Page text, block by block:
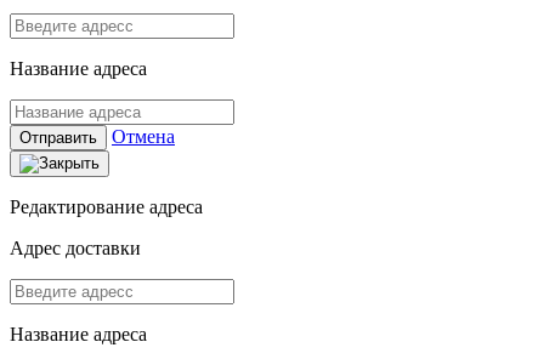
Название адреса
Отправить Отмена
Редактирование адреса
Адрес доставки
Название адреса